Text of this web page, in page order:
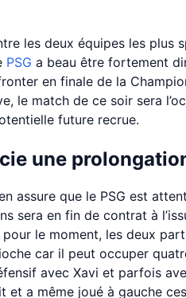
les deux équipes les plus
PSG a beau être fortement
en finale de la
le match de ce soir sera
future recrue.
une
assure que le PSG est
sera en fin de contrat à
le moment, les deux
car il peut occuper
avec Xavi et parfois
et a même joué à gauche